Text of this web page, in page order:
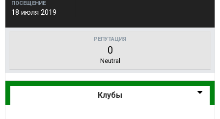
ПОСЕЩЕНИЕ
18 июля 2019
РЕПУТАЦИЯ
0
Neutral
Клубы